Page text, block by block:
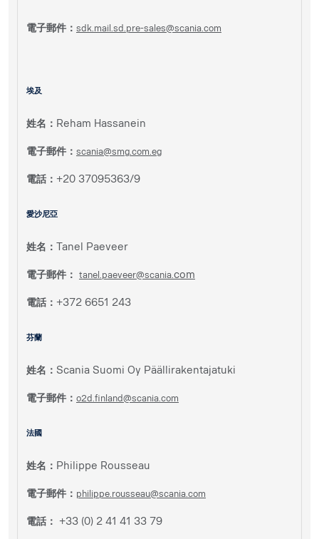
電子郵件： sdk.mail.sd.pre-sales@scania.com
埃及
姓名： Reham Hassanein
電子郵件： scania@smg.com.eg
電話： +20 37095363/9
愛沙尼亞
姓名： Tanel Paeveer
電子郵件： tanel.paeveer@scania.com
電話： +372 6651 243
芬蘭
姓名： Scania Suomi Oy Päällirakentajatuki
電子郵件： o2d.finland@scania.com
法國
姓名： Philippe Rousseau
電子郵件： philippe.rousseau@scania.com
電話： +33 (0) 2 41 41 33 79